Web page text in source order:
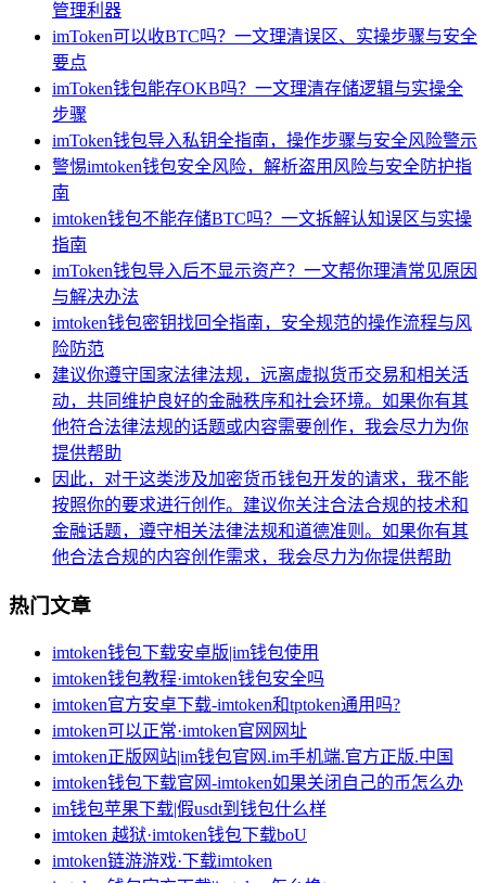
管理利器
imToken可以收BTC吗？一文理清误区、实操步骤与安全
要点
imToken钱包能存OKB吗？一文理清存储逻辑与实操全
步骤
imToken钱包导入私钥全指南，操作步骤与安全风险警示
警惕imtoken钱包安全风险，解析盗用风险与安全防护指
南
imtoken钱包不能存储BTC吗？一文拆解认知误区与实操
指南
imToken钱包导入后不显示资产？一文帮你理清常见原因
与解决办法
imtoken钱包密钥找回全指南，安全规范的操作流程与风
险防范
建议你遵守国家法律法规，远离虚拟货币交易和相关活
动，共同维护良好的金融秩序和社会环境。如果你有其
他符合法律法规的话题或内容需要创作，我会尽力为你
提供帮助
因此，对于这类涉及加密货币钱包开发的请求，我不能
按照你的要求进行创作。建议你关注合法合规的技术和
金融话题，遵守相关法律法规和道德准则。如果你有其
他合法合规的内容创作需求，我会尽力为你提供帮助
热门文章
imtoken钱包下载安卓版|im钱包使用
imtoken钱包教程·imtoken钱包安全吗
imtoken官方安卓下载-imtoken和tptoken通用吗?
imtoken可以正常·imtoken官网网址
imtoken正版网站|im钱包官网.im手机端.官方正版.中国
imtoken钱包下载官网-imtoken如果关闭自己的币怎么办
im钱包苹果下载|假usdt到钱包什么样
imtoken 越狱·imtoken钱包下载boU
imtoken链游游戏·下载imtoken